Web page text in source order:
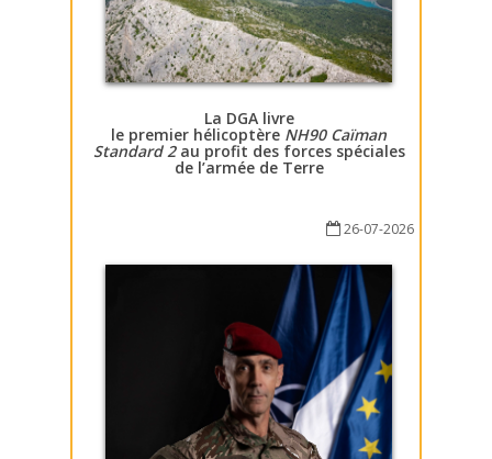
La DGA livre
le premier hélicoptère NH90 Caïman
Standard 2au profit des forces spéciales
de l’armée de Terre
26-07-2026